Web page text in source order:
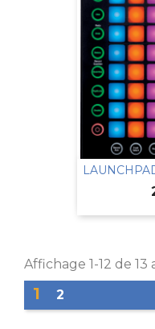
Affichage 1-12 de 13
1 2